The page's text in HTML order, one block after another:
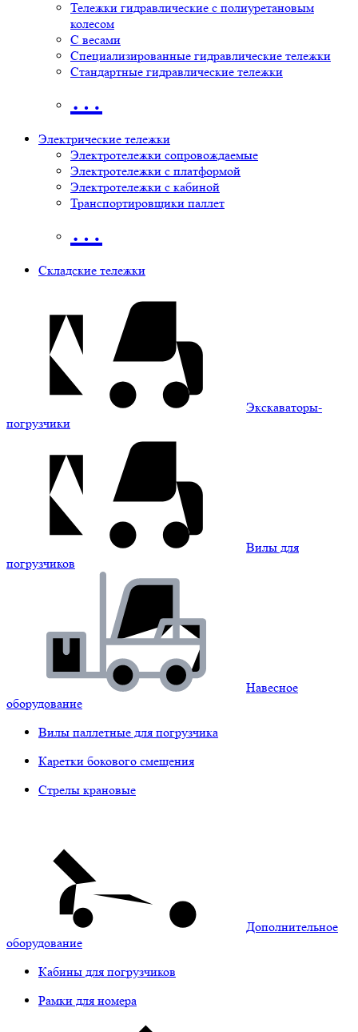
Тележки гидравлические с полиуретановым
колесом
С весами
Специализированные гидравлические тележки
Стандартные гидравлические тележки
…
Электрические тележки
Электротележки сопровождаемые
Электротележки с платформой
Электротележки с кабиной
Транспортировщики паллет
…
Складские тележки
Экскаваторы-
погрузчики
Вилы для
погрузчиков
Навесное
оборудование
Вилы паллетные для погрузчика
Каретки бокового смещения
Стрелы крановые
Дополнительное
оборудование
Кабины для погрузчиков
Рамки для номера